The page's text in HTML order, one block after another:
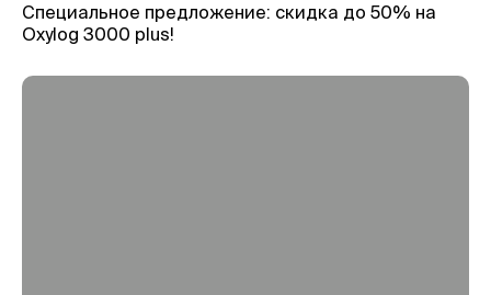
Специальное предложение: скидка до 50% на
Oxylog 3000 plus!